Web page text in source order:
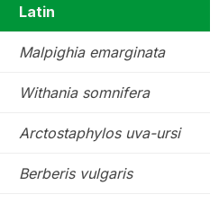
Latin
Malpighia emarginata
Withania somnifera
Arctostaphylos uva-ursi
Berberis vulgaris